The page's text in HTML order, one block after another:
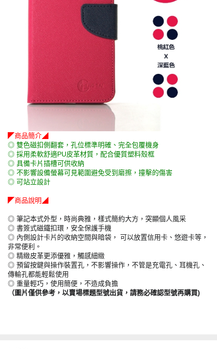
◤商品簡介◢
◎ 雙色磁扣側翻套，孔位標準明確、完全包覆機身
◎ 採用柔軟舒適PU皮革材質，配合優質塑料殼框
◎ 具備卡片插槽可供收納
◎ 不影響設備螢幕可見範圍避免受到磨擦，撞擊的傷害
◎ 可站立設計
◤商品說明◢
◎ 筆記本式外型，時尚典雅，樣式簡約大方，突顯個人風采
◎ 書簽式磁鐵扣環，安全保護手機
◎ 內側設計卡片的收納空間與暗袋， 可以放置信用卡、悠遊卡等，
非常便利。
◎ 精緻皮革更添優雅，觸感細緻
◎ 預留按鍵與操作裝置孔，不影響操作，不管是充電孔、耳機孔、
傳輸孔都能輕鬆使用
◎ 重量輕巧，使用簡便，不造成負擔
（圖片僅供參考，以賣場標題型號出貨，請務必確認型號再購買)